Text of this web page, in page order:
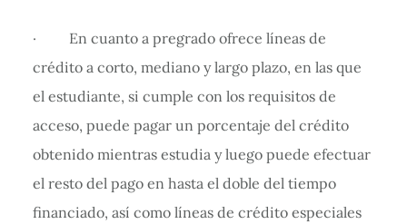
· En cuanto a pregrado ofrece líneas de
crédito a corto, mediano y largo plazo, en las que
el estudiante, si cumple con los requisitos de
acceso, puede pagar un porcentaje del crédito
obtenido mientras estudia y luego puede efectuar
el resto del pago en hasta el doble del tiempo
financiado, así como líneas de crédito especiales